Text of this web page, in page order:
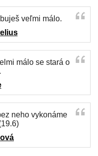
veľmi málo.
málo se stará o
neho vykonáme